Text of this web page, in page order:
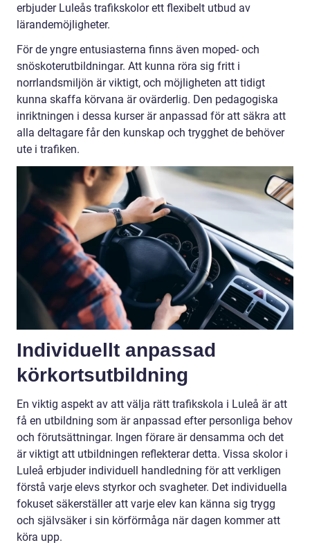
erbjuder Luleås trafikskolor ett flexibelt utbud av
lärandemöjligheter.
För de yngre entusiasterna finns även moped- och
snöskoterutbildningar. Att kunna röra sig fritt i
norrlandsmiljön är viktigt, och möjligheten att tidigt
kunna skaffa körvana är ovärderlig. Den pedagogiska
inriktningen i dessa kurser är anpassad för att säkra att
alla deltagare får den kunskap och trygghet de behöver
ute i trafiken.
Individuellt anpassad
körkortsutbildning
En viktig aspekt av att välja rätt trafikskola i Luleå är att
få en utbildning som är anpassad efter personliga behov
och förutsättningar. Ingen förare är densamma och det
är viktigt att utbildningen reflekterar detta. Vissa skolor i
Luleå erbjuder individuell handledning för att verkligen
förstå varje elevs styrkor och svagheter. Det individuella
fokuset säkerställer att varje elev kan känna sig trygg
och självsäker i sin körförmåga när dagen kommer att
köra upp.